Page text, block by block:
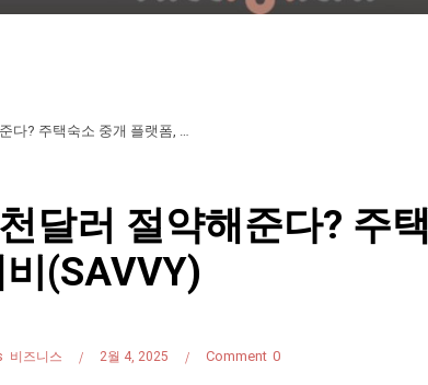
에어비앤비 대비 수 천달러 절약해준다? 주택숙소 중개 플랫폼, 새비(Savvy)
달러 절약해준다? 주택
(SAVVY)
비즈니스 2월 4, 2025 0
Comment